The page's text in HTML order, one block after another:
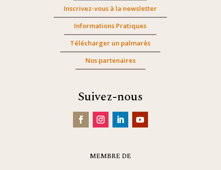
Inscrivez-vous à la newsletter
Informations Pratiques
Télécharger un palmarès
Nos partenaires
Suivez-nous
MEMBRE DE